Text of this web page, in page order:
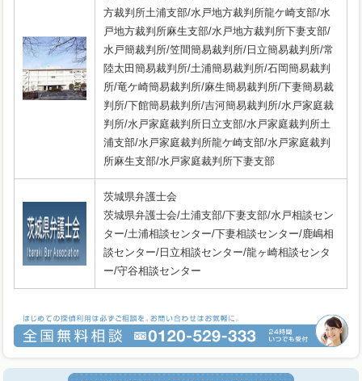
方裁判所土浦支部/水戸地方裁判所龍ケ崎支部/水
戸地方裁判所麻生支部/水戸地方裁判所下妻支部/
水戸簡裁判所/笠間簡易裁判所/日立簡易裁判所/常
陸太田簡易裁判所/土浦簡易裁判所/石岡簡易裁判
所/竜ケ崎簡易裁判所/麻生簡易裁判所/下妻簡易裁
判所/下館簡易裁判所/吉河簡易裁判所/水戸家庭裁
判所/水戸家庭裁判所日立支部/水戸家庭裁判所土
浦支部/水戸家庭裁判所龍ケ崎支部/水戸家庭裁判
所麻生支部/水戸家庭裁判所下妻支部
茨城県弁護士会
茨城県弁護士会/土浦支部/下妻支部/水戸相談セン
ター/土浦相談センター/下妻相談センター/鹿嶋相
談センター/日立相談センター/龍ヶ崎相談センタ
ー/守谷相談センター